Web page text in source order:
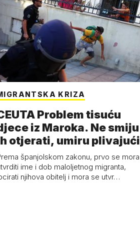
KRIZA
Problem tisuću
iz Maroka. Ne smiju
otjerati, umiru plivajući
španjolskom zakonu, prvo se mora
ime i dob maloljetnog migranta,
njihova obitelj i mora se utvr…